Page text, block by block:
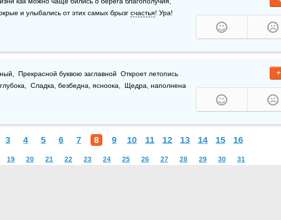
и улыбались от этих самых брызг счастья! Ура!
3 4 5 6 7 8 9 10 11 12 13 14 15 16
19 20 21 22 23 24 25 26 27 28 29 30 31